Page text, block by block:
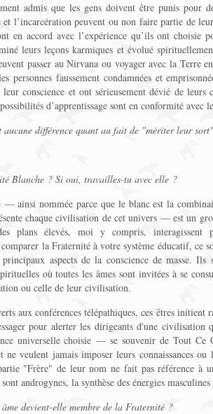
admis que les gens doivent être punis pour
l’incarcération peuvent ou non faire partie de
en accord avec l’expérience qu’ils ont choisie
leurs leçons karmiques et évolué
passer au Nirvana ou voyager avec la Terre
personnes faussement condamnées et
conscience et ont sérieusement dévié de
d’apprentissage sont en conformité avec
aucune différence quant au fait de "mériter leur
Blanche ? Si oui, travailles-tu avec elle ?
ainsi nommée parce que le blanc est la
chaque civilisation de cet univers — est un
plans élevés, moi y compris, interagissent
la Fraternité à votre système éducatif, ce
aspects de la conscience de masse. Ils
où toutes les âmes sont invitées à se
ou celle de leur civilisation.
aux conférences télépathiques, ces êtres initient
pour alerter les dirigeants d'une civilisation
universelle choisie — se souvenir de Tout Ce
veulent jamais imposer leurs connaissances ou
"Frère" de leur nom ne fait pas référence à
androgynes, la synthèse des énergies
devient-elle membre de la Fraternité ?